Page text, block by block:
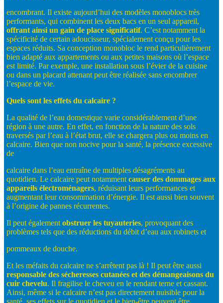
encombrant. Il existe aujourd’hui des modèles monoblocs très
performants, qui combinent les deux bacs en un seul appareil,
offrant ainsi un gain de place significatif. C’est notamment la
spécificité de certain adoucisseur, spécialement conçu pour les
espaces réduits. Sa conception monobloc le rend particulièrement
bien adapté aux appartements ou aux petites maisons où l’espace
est limité. Par exemple, une installation sous l’évier de la cuisine
ou dans un placard attenant peut être réalisée sans encombrer
l’espace de vie.
Quels sont les effets du calcaire ?
La qualité de l’eau domestique varie considérablement d’une
région à une autre. En effet, en fonction de la nature des sols
traversés par l’eau à l’état brut, elle se chargera plus ou moins en
calcaire. Bien que non nocive pour la santé, la présence excessive
de
calcaire dans l’eau entraîne de multiples désagréments au
quotidien. Le calcaire peut notamment causer des dommages aux
appareils électroménagers, réduisant leurs performances et
augmentant leur consommation d’énergie. Il est aussi bien souvent
à l’origine de pannes récurrentes.
Il peut également obstruer les tuyauteries, provoquant des
problèmes tels que des réductions du débit d’eau aux robinets et
pommeaux de douche.
Et les méfaits du calcaire ne s’arrêtent pas là ! Il peut être aussi
responsable des sécheresses cutanées et des démangeaisons du
cuir chevelu. Il fragilise le cheveu en le rendant terne et cassant.
Ainsi, même si le calcaire n’est pas directement nuisible pour la
santé, ses effets sur le quotidien et le bien-être peuvent être